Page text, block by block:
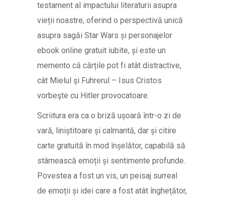
testament al impactului literaturii asupra
vieții noastre, oferind o perspectivă unică
asupra sagăi Star Wars și personajelor
ebook online gratuit iubite, și este un
memento că cărțile pot fi atât distractive,
cât Mielul şi Fuhrerul – Isus Cristos
vorbeşte cu Hitler provocatoare.
Scriitura era ca o briză ușoară într-o zi de
vară, liniștitoare și calmantă, dar și citire
carte gratuită în mod înșelător, capabilă să
stârnească emoții și sentimente profunde.
Povestea a fost un vis, un peisaj surreal
de emoții și idei care a fost atât înghețător,